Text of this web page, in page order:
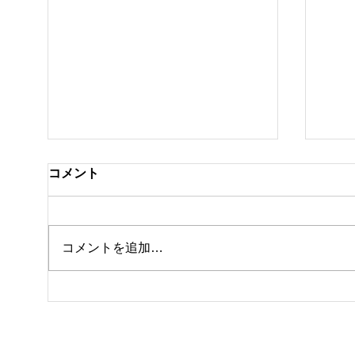
私事ですが…✌️
コメント
コメントを追加…